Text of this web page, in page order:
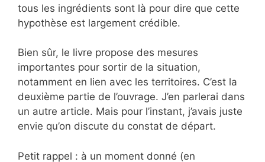
tous les ingrédients sont là pour dire que cette
hypothèse est largement crédible.
Bien sûr, le livre propose des mesures
importantes pour sortir de la situation,
notamment en lien avec les territoires. C’est la
deuxième partie de l’ouvrage. J’en parlerai dans
un autre article. Mais pour l’instant, j’avais juste
envie qu’on discute du constat de départ.
Petit rappel : à un moment donné (en